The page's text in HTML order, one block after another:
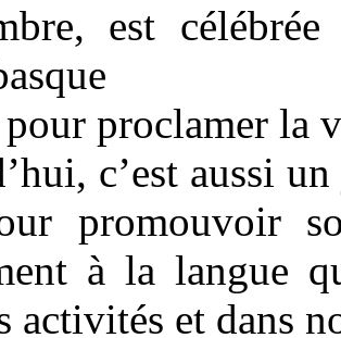
est
proclamer la
c’est aussi
promouvoir
à la langue
activités et dans